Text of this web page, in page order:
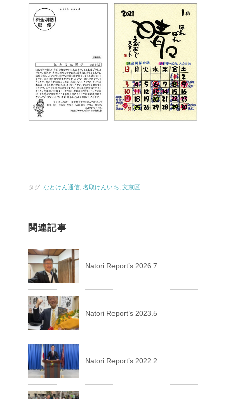
タグ: なとけん通信, 名取けんいち, 文京区
関連記事
Natori Report’s 2026.7
Natori Report’s 2023.5
Natori Report’s 2022.2